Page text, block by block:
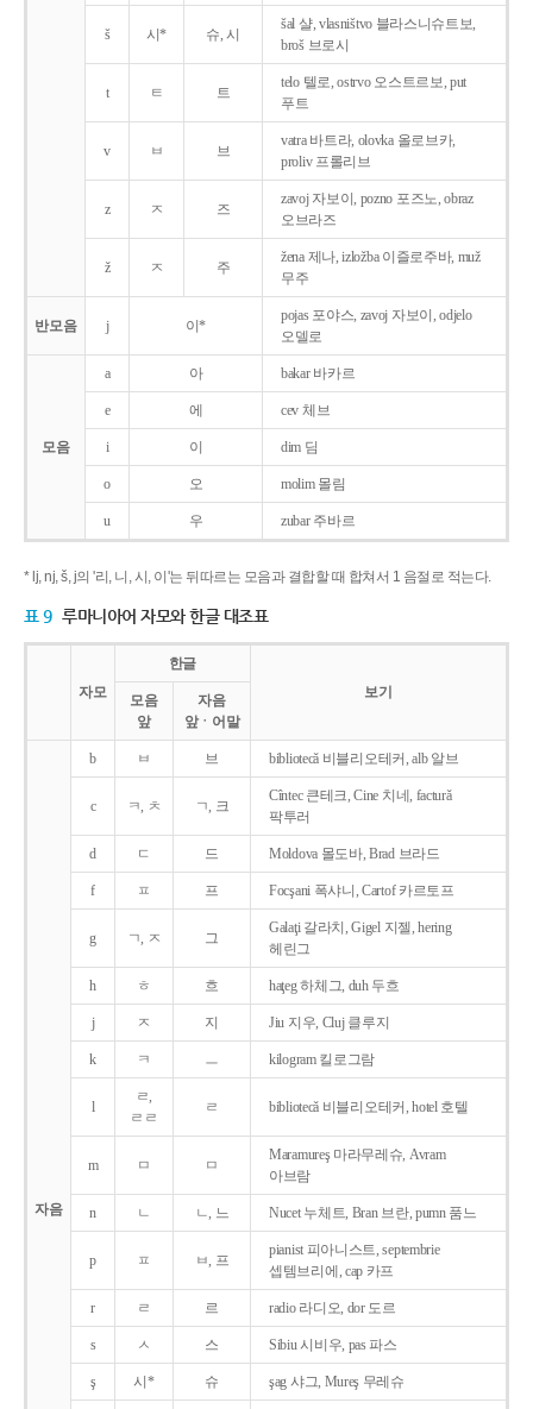
š 시* 슈, 시
šal 샬, vlasništvo 블라스니슈트보,
broš 브로시
t ㅌ 트
telo 텔로, ostrvo 오스트르보, put
푸트
v ㅂ 브
vatra 바트라, olovka 올로브카,
proliv 프롤리브
z ㅈ 즈
zavoj 자보이, pozno 포즈노, obraz
오브라즈
ž ㅈ 주
žena 제나, izložba 이즐로주바, muž
무주
반모음 j 이*
pojas 포야스, zavoj 자보이, odjelo
오델로
모음
a 아 bakar 바카르
e 에 cev 체브
i 이 dim 딤
o 오 molim 몰림
u 우 zubar 주바르
* lj, nj, š, j의 '리, 니, 시, 이'는 뒤따르는 모음과 결합할 때 합쳐서 1 음절로 적는다.
표 9 루마니아어 자모와 한글 대조표
자모
한글
보기
모음
앞
자음
앞ㆍ어말
자음
b ㅂ 브 bibliotecǎ 비블리오테커, alb 알브
c ㅋ, ㅊ ㄱ, 크
Cîntec 큰테크, Cine 치네, facturǎ
팍투러
d ㄷ 드 Moldova 몰도바, Brad 브라드
f ㅍ 프 Focşani 폭샤니, Cartof 카르토프
g ㄱ, ㅈ 그
Galaţi 갈라치, Gigel 지젤, hering
헤린그
h ㅎ 흐 haţeg 하체그, duh 두흐
j ㅈ 지 Jiu 지우, Cluj 클루지
k ㅋ ㅡ kilogram 킬로그람
l
ㄹ,
ㄹㄹ
ㄹ bibliotecǎ 비블리오테커, hotel 호텔
m ㅁ ㅁ
Maramureş 마라무레슈, Avram
아브람
n ㄴ ㄴ, 느 Nucet 누체트, Bran 브란, pumn 품느
p ㅍ ㅂ, 프
pianist 피아니스트, septembrie
셉템브리에, cap 카프
r ㄹ 르 radio 라디오, dor 도르
s ㅅ 스 Sibiu 시비우, pas 파스
ş 시* 슈 şag 샤그, Mureş 무레슈